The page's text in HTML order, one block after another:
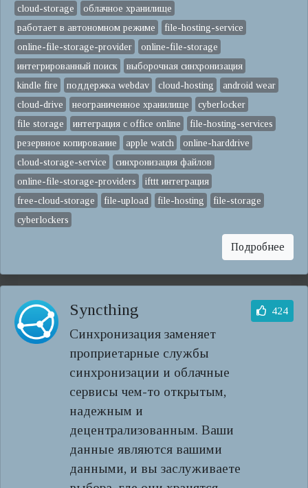
cloud-storage
облачное хранилище
работает в автономном режиме
file-hosting-service
online-file-storage-provider
online-file-storage
интегрированный поиск
выборочная синхронизация
kindle fire
поддержка webdav cloud-hosting
android wear
cloud-drive
неограниченное хранилище
cyberlocker
file storage
интеграция с office online
file-hosting-services
резервное копирование
apple watch
online-harddrive
cloud-storage-service
синхронизация файлов
online-file-storage-providers
ifttt интеграция
free-cloud-storage
file-upload file-hosting
file-storage
cyberlockers
Подробнее
Syncthing
Синхронизация заменяет
проприетарные службы
синхронизации и облачные
сервисы чем-то открытым,
надежным и
децентрализованным. Ваши
данные являются вашими
данными, и вы заслуживаете
424